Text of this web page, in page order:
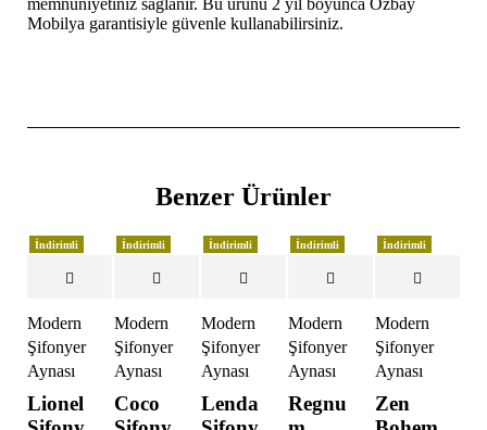
memnuniyetiniz sağlanır. Bu ürünü 2 yıl boyunca Özbay
Mobilya garantisiyle güvenle kullanabilirsiniz.
Benzer Ürünler
İndirimli
Modern
Şifonyer
Aynası
Lionel
İndirimli
Modern
Şifonyer
Aynası
Coco
İndirimli
Modern
Şifonyer
Aynası
Lenda
İndirimli
Modern
Şifonyer
Aynası
Regnu
İndirimli
Modern
Şifonyer
Aynası
Zen